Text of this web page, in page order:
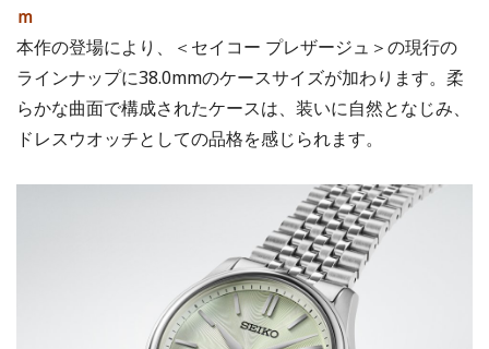
ｍ
本作の登場により、＜セイコー プレザージュ＞の現行の
ラインナップに38.0mmのケースサイズが加わります。柔
らかな曲面で構成されたケースは、装いに自然となじみ、
ドレスウオッチとしての品格を感じられます。